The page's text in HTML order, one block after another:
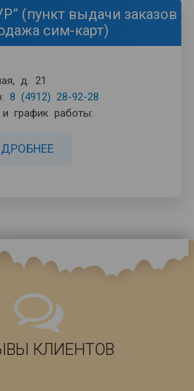
(пункт выдачи заказов
сим-карт)
д. 21
8 (4912) 28-92-28
график работы:
КЛИЕНТОВ